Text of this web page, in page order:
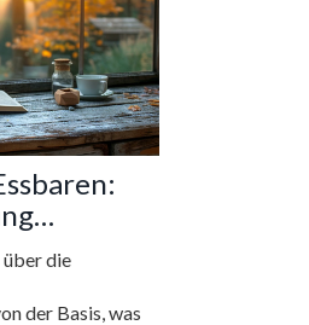
die
der Basis, was